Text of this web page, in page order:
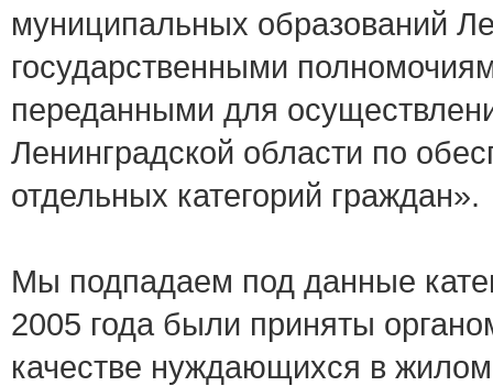
муниципальных образований
государственными
переданными для
Ленинградской области по
отдельных категорий граждан».
Мы подпадаем под данные
2005 года были приняты
качестве нуждающихся в